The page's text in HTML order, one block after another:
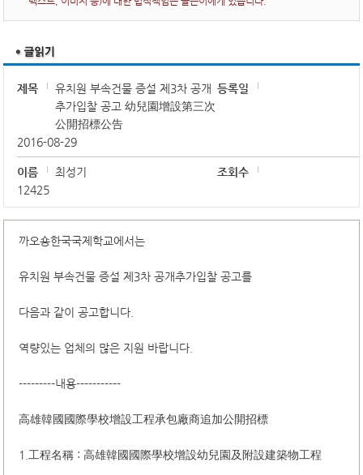
제목
유치원 부속건물 증설 제3차 공개
추가입찰 공고 幼兒園增設第三次
公開招標公告
등록일
2016-08-29
이름 최성기
조회수
12425
까오숑한국국제학교에서는
유치원 부속건물 증설 제3차 공개추가입찰 공고를
다음과 같이 공고합니다.
역량있는 업체의 많은 지원 바랍니다.
---------내용-----------
高雄韓國國際學校增設工程承包廠商追加公開招標
1.工程名稱 : 高雄韓國國際學校增設幼兒園及附設建築物工程